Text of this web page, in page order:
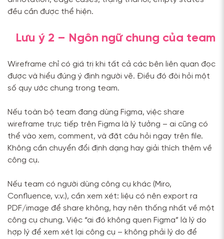
đều cần được thể hiện.
Lưu ý 2 – Ngôn ngữ chung của team
Wireframe chỉ có giá trị khi tất cả các bên liên quan đọc
được và hiểu đúng ý định người vẽ. Điều đó đòi hỏi một
số quy ước chung trong team.
Nếu toàn bộ team đang dùng Figma, việc share
wireframe trực tiếp trên Figma là lý tưởng – ai cũng có
thể vào xem, comment, và đặt câu hỏi ngay trên file.
Không cần chuyển đổi định dạng hay giải thích thêm về
công cụ.
Nếu team có người dùng công cụ khác (Miro,
Confluence, v.v.), cần xem xét: liệu có nên export ra
PDF/image để share không, hay nên thống nhất về một
công cụ chung. Việc “ai đó không quen Figma” là lý do
hợp lý để xem xét lại công cụ – không phải lý do để